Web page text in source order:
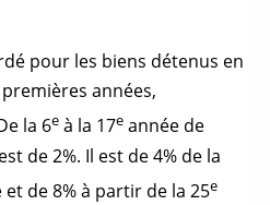
pour les biens détenus en
années,
la 6eà la 17eannée de
de 2%. Il est de 4% de la
de 8% à partir de la 25e